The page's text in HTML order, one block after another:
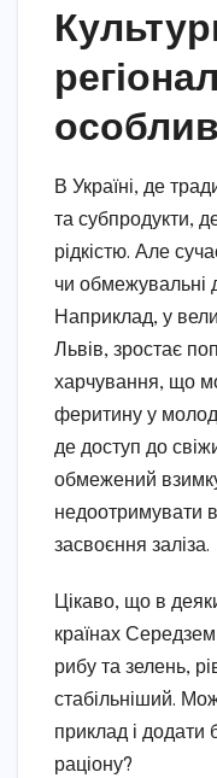
В Україні, де
та субпродукти,
рідкістю. Але
чи обмежувальні
Наприклад, у
Львів, зростає
харчування, що
феритину у
де доступ до
обмежений
недоотримувати
засвоєння заліза.
Цікаво, що в
країнах
рибу та зелень,
стабільніший.
приклад і додати
раціону?